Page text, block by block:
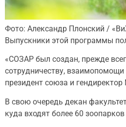
Фото: Александр Плонский /
Выпускники этой программы
«СОЗАР был создан, прежде
сотрудничеству,
президент союза и
В свою очередь декан
куда входят более 60